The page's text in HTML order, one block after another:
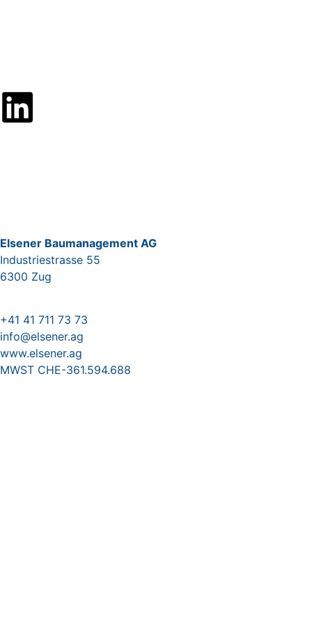
Elsener Baumanagement AG
Industriestrasse 55
6300 Zug
+41 41 711 73 73
info@elsener.ag
www.elsener.ag
MWST CHE-361.594.688